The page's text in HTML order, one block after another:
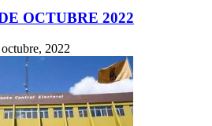
OCTUBRE 2022
2022